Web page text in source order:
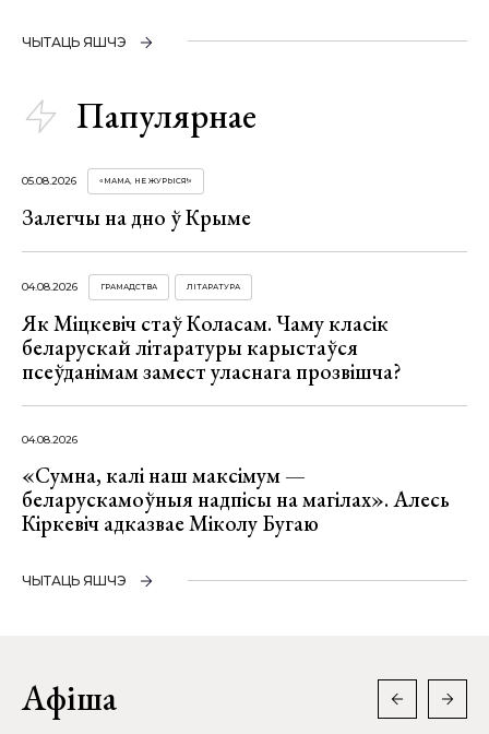
ЧЫТАЦЬ ЯШЧЭ
Папулярнае
05.08.2026 «МАМА, НЕ ЖУРЫСЯ!»
Залегчы на дно ў Крыме
04.08.2026 ГРАМАДСТВА ЛІТАРАТУРА
Як Міцкевіч стаў Коласам. Чаму класік
беларускай літаратуры карыстаўся
псеўданімам замест уласнага прозвішча?
04.08.2026
«Сумна, калі наш максімум —
беларускамоўныя надпісы на магілах». Алесь
Кіркевіч адказвае Міколу Бугаю
ЧЫТАЦЬ ЯШЧЭ
Афіша